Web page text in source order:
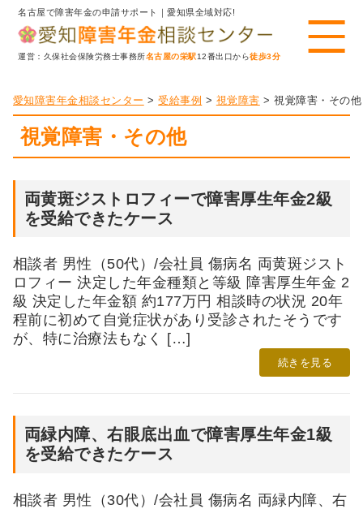
名古屋で障害年金の申請サポート｜愛知県全域対応!
運営：久保社会保険労務士事務所名古屋の栄駅12番出口から徒歩3分
愛知障害年金相談センター >受給事例 > 視覚障害 >視覚障害・その他
視覚障害・その他
両黄斑ジストロフィーで障害厚生年金2級
を受給できたケース
相談者 男性（50代）/会社員 傷病名 両黄斑ジスト
ロフィー 決定した年金種類と等級 障害厚生年金 2
級 決定した年金額 約177万円 相談時の状況 20年
程前に初めて自覚症状があり受診されたそうです
が、特に治療法もなく […]
続きを見る
両緑内障、右眼底出血で障害厚生年金1級
を受給できたケース
相談者 男性（30代）/会社員 傷病名 両緑内障、右